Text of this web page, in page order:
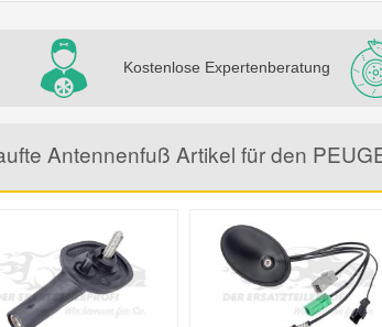
Kostenlose Expertenberatung
Antennenfuß Artikel für den